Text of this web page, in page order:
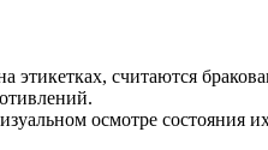
этикетках, считаются
осмотре